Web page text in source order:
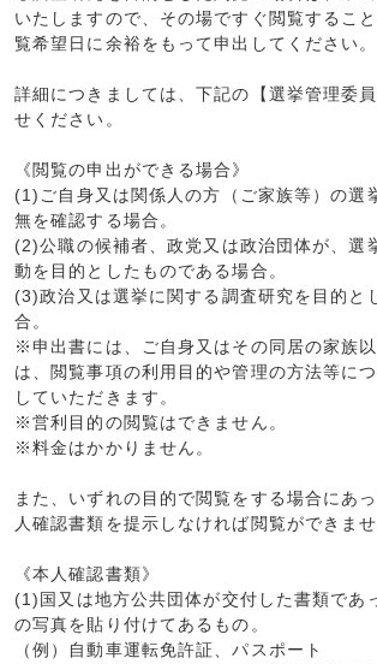
いたしますので、その場ですぐ閲覧するこ
覧希望日に余裕をもって申出してください。
詳細につきましては、下記の【選挙管理委
せください。
《閲覧の申出ができる場合》
(1)ご自身又は関係人の方（ご家族等）の選
無を確認する場合。
(2)公職の候補者、政党又は政治団体が、選
動を目的としたものである場合。
(3)政治又は選挙に関する調査研究を目的と
合。
※申出書には、ご自身又はその同居の家族
は、閲覧事項の利用目的や管理の方法等に
していただきます。
※営利目的の閲覧はできません。
※料金はかかりません。
また、いずれの目的で閲覧をする場合にあ
人確認書類を提示しなければ閲覧ができませ
《本人確認書類》
(1)国又は地方公共団体が交付した書類であ
の写真を貼り付けてあるもの。
（例）自動車運転免許証、パスポート